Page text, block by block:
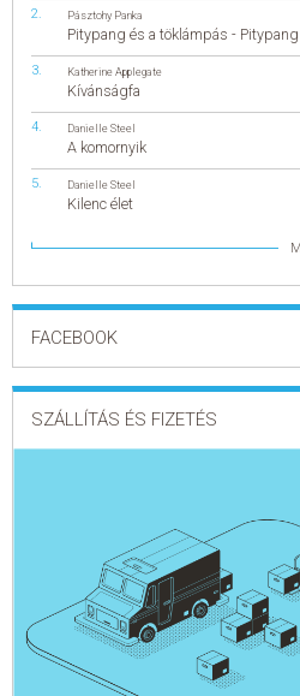
Pásztohy Panka
Pitypang és a töklámpás -
Katherine Applegate
Kívánságfa
Danielle Steel
A komornyik
Danielle Steel
Kilenc élet
FACEBOOK
SZÁLLÍTÁS ÉS FIZETÉS